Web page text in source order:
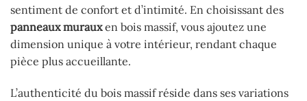
sentiment de confort et d’intimité. En choisissant des
panneaux murauxen bois massif, vous ajoutez une
dimension unique à votre intérieur, rendant chaque
pièce plus accueillante.
L’authenticité du bois massif réside dans ses variations